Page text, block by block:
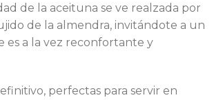
de la aceituna se ve realzada por
de la almendra, invitándote a un
es a la vez reconfortante y
perfectas para servir en